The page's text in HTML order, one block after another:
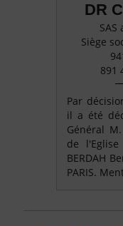
DR
Siège
891
Par
il a été
Général M.
de l'Eglise
BERDAH
PARIS.